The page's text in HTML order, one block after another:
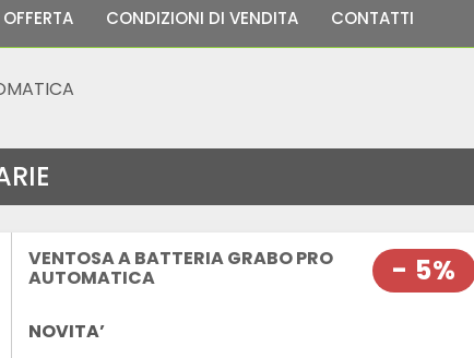
CONDIZIONI DI VENDITA CONTATTI
VENTOSA A BATTERIA GRABO PRO
AUTOMATICA - 5%
NOVITA’